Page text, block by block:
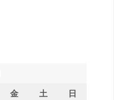
金 土 日